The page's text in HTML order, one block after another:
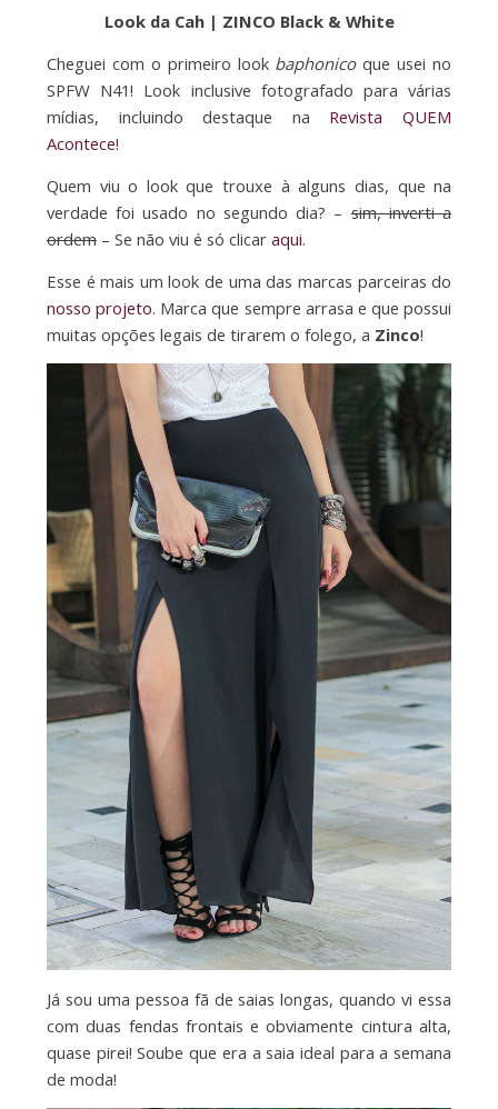
Look da Cah | ZINCO Black & White
Cheguei com o primeiro look baphonicoque usei no
SPFW N41! Look inclusive fotografado para várias
mídias, incluindo destaque na Revista QUEM
Acontece!
Quem viu o look que trouxe à alguns dias, que na
verdade foi usado no segundo dia? –sim, inverti a
ordem– Se não viu é só clicar aqui.
Esse é mais um look de uma das marcas parceiras do
nosso projeto. Marca que sempre arrasa e que possui
muitas opções legais de tirarem o folego, a Zinco!
Já sou uma pessoa fã de saias longas, quando vi essa
com duas fendas frontais e obviamente cintura alta,
quase pirei! Soube que era a saia ideal para a semana
de moda!